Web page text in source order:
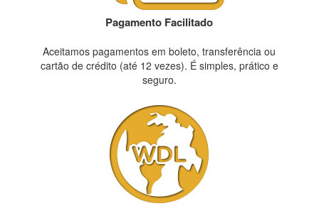
Pagamento Facilitado
Aceitamos pagamentos em boleto, transferência ou
cartão de crédito (até 12 vezes). É simples, prático e
seguro.